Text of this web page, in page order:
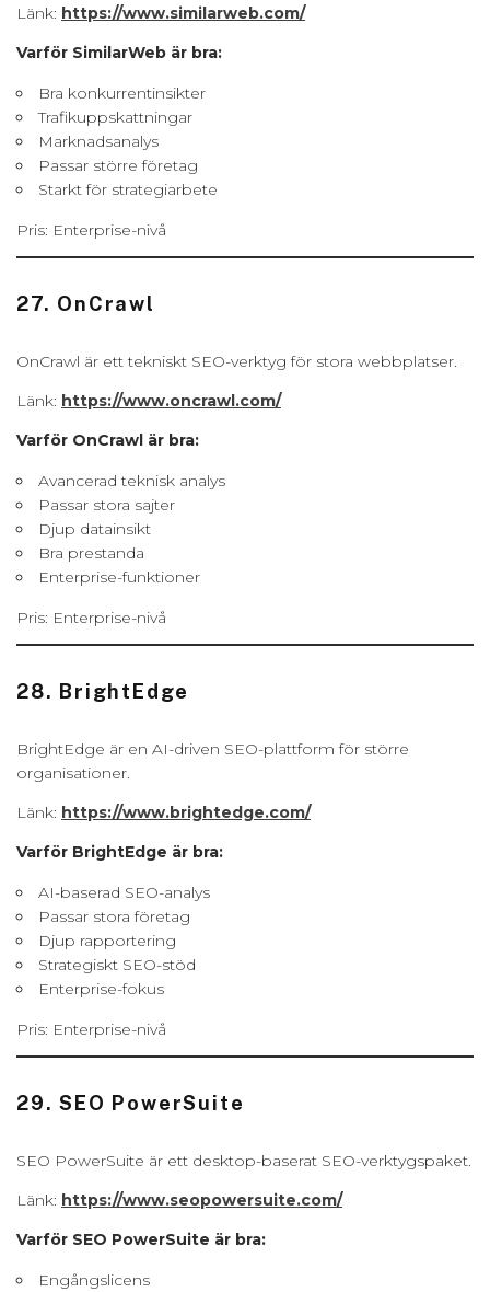
Länk: https://www.similarweb.com/
Varför SimilarWeb är bra:
Bra konkurrentinsikter
Trafikuppskattningar
Marknadsanalys
Passar större företag
Starkt för strategiarbete
Pris: Enterprise-nivå
27. OnCrawl
OnCrawl är ett tekniskt SEO-verktyg för stora webbplatser.
Länk: https://www.oncrawl.com/
Varför OnCrawl är bra:
Avancerad teknisk analys
Passar stora sajter
Djup datainsikt
Bra prestanda
Enterprise-funktioner
Pris: Enterprise-nivå
28. BrightEdge
BrightEdge är en AI-driven SEO-plattform för större
organisationer.
Länk: https://www.brightedge.com/
Varför BrightEdge är bra:
AI-baserad SEO-analys
Passar stora företag
Djup rapportering
Strategiskt SEO-stöd
Enterprise-fokus
Pris: Enterprise-nivå
29. SEO PowerSuite
SEO PowerSuite är ett desktop-baserat SEO-verktygspaket.
Länk: https://www.seopowersuite.com/
Varför SEO PowerSuite är bra:
Engångslicens